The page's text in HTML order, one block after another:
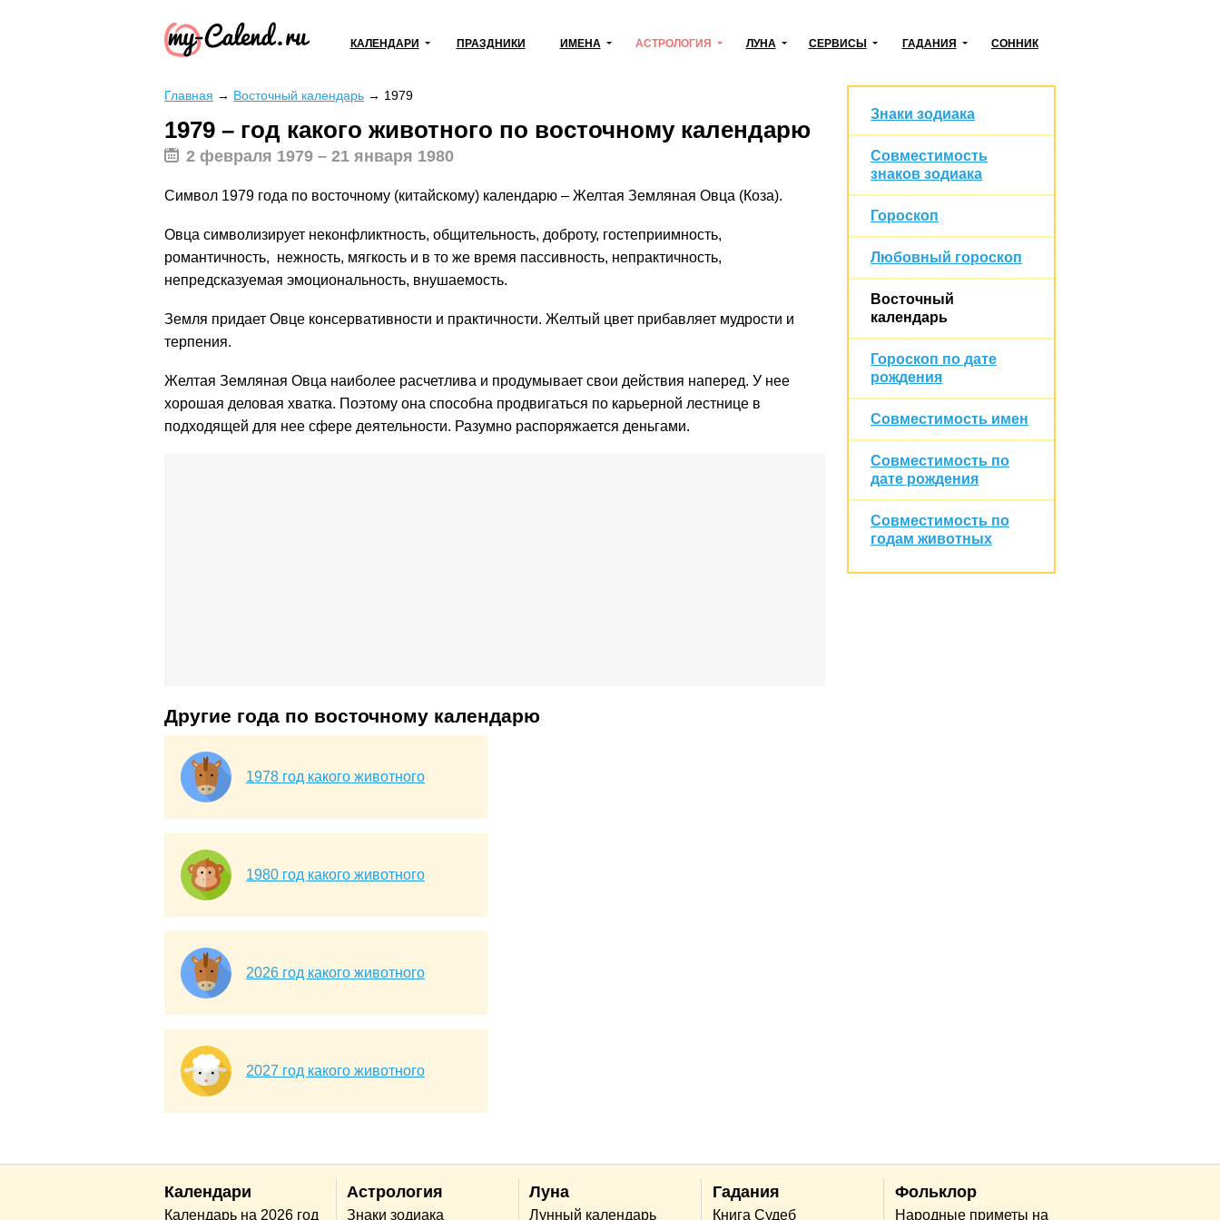
КАЛЕНДАРИ ПРАЗДНИКИ ИМЕНА АСТРОЛОГИЯ ЛУНА СЕРВИСЫ ГАДАНИЯ СОННИК
Главная → Восточный календарь → 1979
1979 – год какого животного по восточному календарю
2 февраля 1979 – 21 января 1980
Символ 1979 года по восточному (китайскому) календарю – Желтая Земляная Овца (Коза).
Овца символизирует неконфликтность, общительность, доброту, гостеприимность,
романтичность, нежность, мягкость и в то же время пассивность, непрактичность,
непредсказуемая эмоциональность, внушаемость.
Земля придает Овце консервативности и практичности. Желтый цвет прибавляет мудрости и
терпения.
Желтая Земляная Овца наиболее расчетлива и продумывает свои действия наперед. У нее
хорошая деловая хватка. Поэтому она способна продвигаться по карьерной лестнице в
подходящей для нее сфере деятельности. Разумно распоряжается деньгами.
Другие года по восточному календарю
1978 год какого животного
1980 год какого животного
2026 год какого животного
2027 год какого животного
Знаки зодиака
Совместимость
знаков зодиака
Гороскоп
Любовный гороскоп
Восточный
календарь
Гороскоп по дате
рождения
Совместимость имен
Совместимость по
дате рождения
Совместимость по
годам животных
Календари
Календарь на 2026 год
Астрология
Знаки зодиака
Луна
Лунный календарь
Гадания
Книга Судеб
Фольклор
Народные приметы на